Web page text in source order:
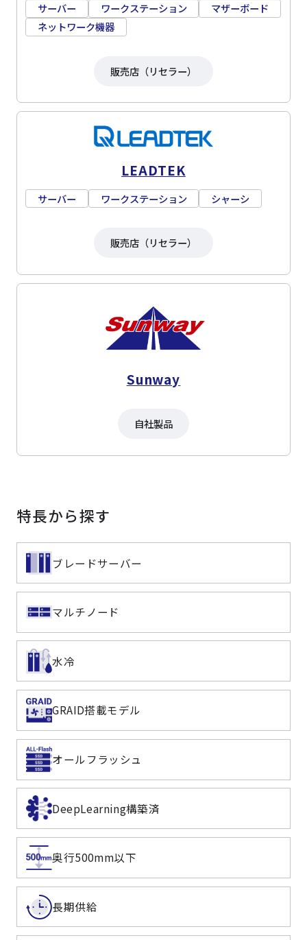
サーバー ワークステーション
マザーボード
ネットワーク機器
販売店（リセラー）
LEADTEK
サーバー ワークステーション シャーシ
販売店（リセラー）
Sunway
自社製品
特長から探す
ブレードサーバー
マルチノード
水冷
GRAID搭載モデル
オールフラッシュ
DeepLearning構築済
奥行500mm以下
長期供給